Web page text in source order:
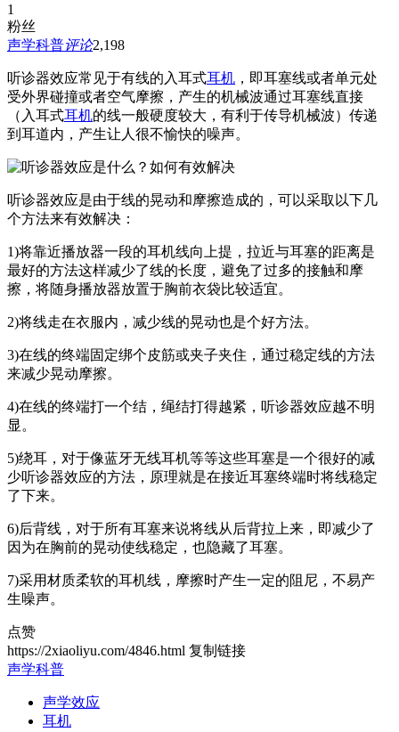
1
粉丝
声学科普评论2,198
听诊器效应常见于有线的入耳式耳机 ，即耳塞线或者单元处
受外界碰撞或者空气摩擦，产生的机械波通过耳塞线直接
（入耳式耳机的线一般硬度较大，有利于传导机械波）传递
到耳道内，产生让人很不愉快的噪声。
听诊器效应是由于线的晃动和摩擦造成的，可以采取以下几
个方法来有效解决：
1)将靠近播放器一段的耳机线向上提，拉近与耳塞的距离是
最好的方法这样减少了线的长度，避免了过多的接触和摩
擦，将随身播放器放置于胸前衣袋比较适宜。
2)将线走在衣服内，减少线的晃动也是个好方法。
3)在线的终端固定绑个皮筋或夹子夹住，通过稳定线的方法
来减少晃动摩擦。
4)在线的终端打一个结，绳结打得越紧，听诊器效应越不明
显。
5)绕耳，对于像蓝牙无线耳机等等这些耳塞是一个很好的减
少听诊器效应的方法，原理就是在接近耳塞终端时将线稳定
了下来。
6)后背线，对于所有耳塞来说将线从后背拉上来，即减少了
因为在胸前的晃动使线稳定，也隐藏了耳塞。
7)采用材质柔软的耳机线，摩擦时产生一定的阻尼，不易产
生噪声。
点赞
https://2xiaoliyu.com/4846.html 复制链接
声学科普
声学效应
耳机